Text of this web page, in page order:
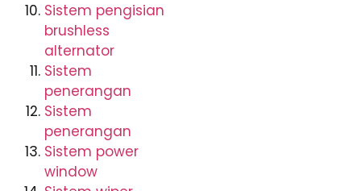
Sistem pengisian
brushless
alternator
Sistem
penerangan
Sistem
penerangan
Sistem power
window